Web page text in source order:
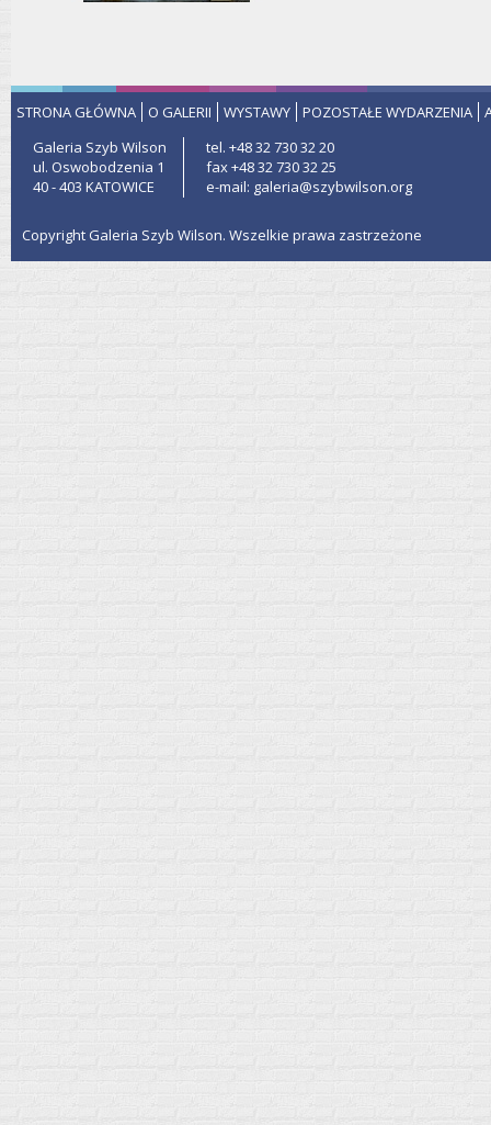
STRONA GŁÓWNA O GALERII WYSTAWY POZOSTAŁE WYDARZENIA
Galeria Szyb Wilson
ul. Oswobodzenia 1
40 - 403 KATOWICE
tel. +48 32 730 32 20
fax +48 32 730 32 25
e-mail: galeria@szybwilson.org
Copyright Galeria Szyb Wilson. Wszelkie prawa zastrzeżone